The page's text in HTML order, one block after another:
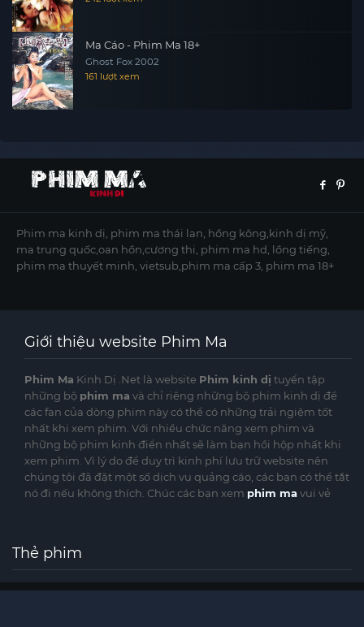
Ma Cáo - Phim Ma 18+
Ghost Fox 2002
161 lượt xem
Phim ma kinh dị, phim ma thái lan, hồng kông,kinh dị mỹ,
ma trung quốc,oan hồn,cương thi, phim ma hd, lồng tiếng,
phim ma thuyết minh, vietsub,phim ma cấp 3, phim ma 18+
Giới thiệu website Phim Ma
Phim Ma Kinh Dị .Net là website Phim kinh dị tuyển tập
những bộ phim ma và chỉ riêng những bộ phim kinh dị để
các fan của dòng phim này có thể có những trải ngiệm tốt
nhất khi xem phim. Với nhiều chức năng xem phim và
những bộ phim kinh điển nhất sẽ làm bạn hồi hộp nhất khi
xem phim. Vì lý do để duy trì kinh phí lưu trữ website nên
chúng tôi đã đặt một số dịch vụ quảng cáo, các bạn có thể tắt
nó đi nếu không thích. Chúc các bạn xem phim mavui vẻ
Thẻ phim